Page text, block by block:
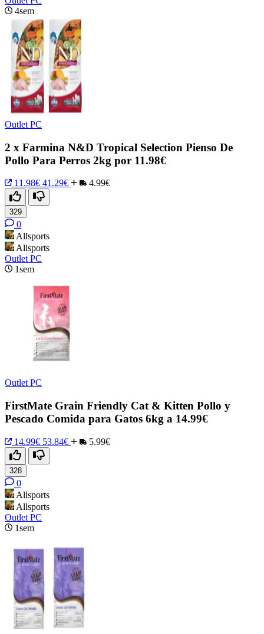
4sem
Outlet PC
2 x Farmina N&D Tropical Selection Pienso De
Pollo Para Perros 2kg por 11.98€
11.98€ 41.29€ 4.99€
329
0
Allsports
Allsports
Outlet PC
1sem
Outlet PC
FirstMate Grain Friendly Cat & Kitten Pollo y
Pescado Comida para Gatos 6kg a 14.99€
14.99€ 53.84€ 5.99€
328
0
Allsports
Allsports
Outlet PC
1sem